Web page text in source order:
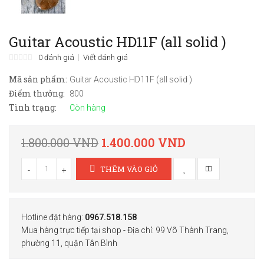
Guitar Acoustic HD11F (all solid )
0 đánh giá Viết đánh giá
Mã sản phẩm: Guitar Acoustic HD11F (all solid )
Điểm thưởng: 800
Tình trạng: Còn hàng
1.800.000 VND 1.400.000 VND
- + THÊM VÀO GIỎ
Hotline đặt hàng: 0967.518.158
Mua hàng trực tiếp tại shop - Địa chỉ: 99 Võ Thành Trang,
phường 11, quận Tân Bình